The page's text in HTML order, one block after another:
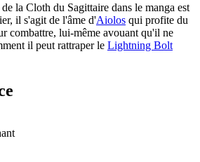
de la Cloth du Sagittaire dans le manga est
il s'agit de l'âme d'Aiolos qui profite du
combattre, lui-même avouant qu'il ne
il peut rattraper le Lightning Bolt